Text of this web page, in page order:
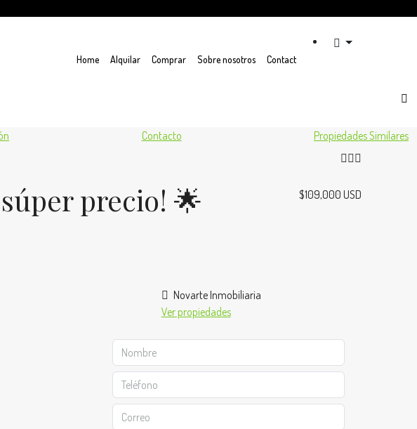
Home Alquilar Comprar Sobre nosotros Contact
Contacto
Propiedades Similares
precio! 🌟 $109,000 USD
Novarte Inmobiliaria
Ver propiedades